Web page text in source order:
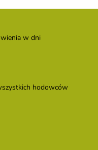
w dni
hodowców